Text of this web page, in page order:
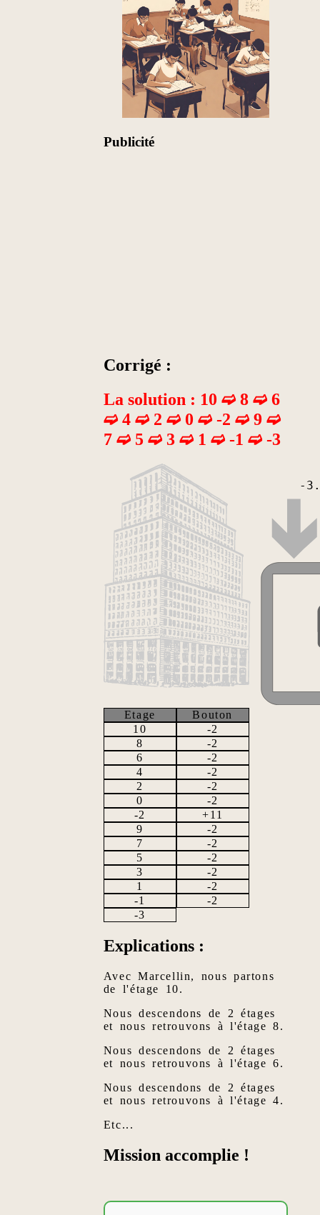
Publicité
Corrigé :
La solution : 10 ➫ 8 ➫ 6
➫ 4 ➫ 2 ➫ 0 ➫ -2 ➫ 9 ➫
7 ➫ 5 ➫ 3 ➫ 1 ➫ -1 ➫ -3
-
Etage
Bouton
10
-2
8
-2
6
-2
4
-2
2
-2
0
-2
-2
+11
9
-2
7
-2
5
-2
3
-2
1
-2
-1
-2
-3
Explications :
Avec Marcellin, nous partons
de l'étage 10.
Nous descendons de 2 étages
et nous retrouvons à l'étage 8.
Nous descendons de 2 étages
et nous retrouvons à l'étage 6.
Nous descendons de 2 étages
et nous retrouvons à l'étage 4.
Etc...
Mission accomplie !